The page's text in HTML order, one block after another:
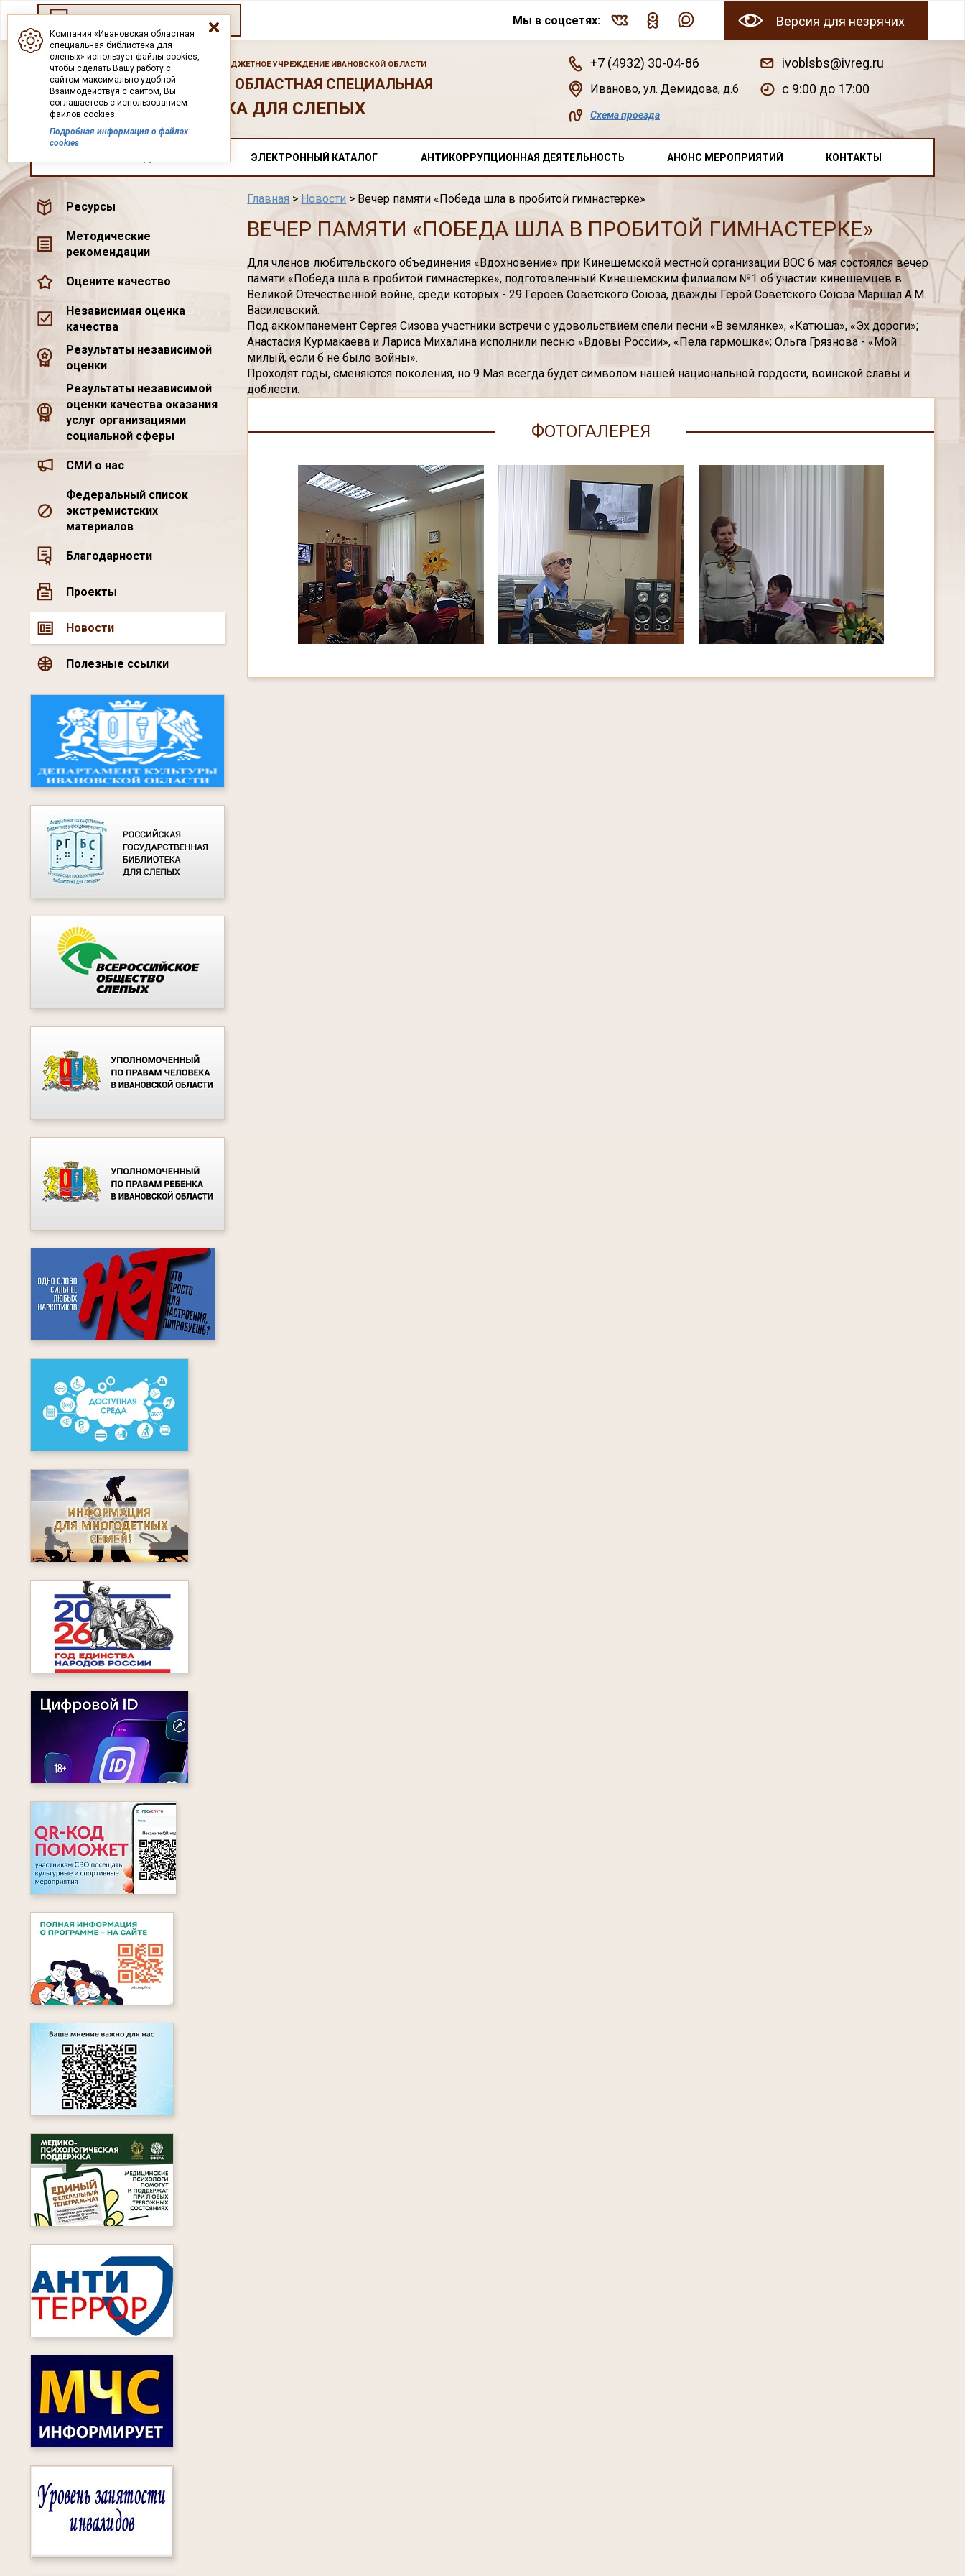
Компания «Ивановская областная
специальная библиотека для
слепых» использует файлы cookies,
чтобы сделать Вашу работу с
сайтом максимально удобной.
Взаимодействуя с сайтом, Вы
соглашаетесь с использованием
файлов cookies.
Подробная информация о файлах
cookies
Переход на старый сайт Мы в соцсетях: Версия для незрячих
ГОСУДАРСТВЕННОЕ БЮДЖЕТНОЕ УЧРЕЖДЕНИЕ ИВАНОВСКОЙ ОБЛАСТИ
ИВАНОВСКАЯ ОБЛАСТНАЯ СПЕЦИАЛЬНАЯ
БИБЛИОТЕКА ДЛЯ СЛЕПЫХ
+7 (4932) 30-04-86
Иваново, ул. Демидова, д.6
Схема проезда
ivoblsbs@ivreg.ru
c 9:00 до 17:00
ЭЛЕКТРОННЫЙ КАТАЛОГ АНТИКОРРУПЦИОННАЯ ДЕЯТЕЛЬНОСТЬ АНОНС МЕРОПРИЯТИЙ КОНТАКТЫ
Ресурсы
Методические
рекомендации
Оцените качество
Независимая оценка
качества
Результаты независимой
оценки
Результаты независимой
оценки качества оказания
услуг организациями
социальной сферы
СМИ о нас
Федеральный список
экстремистских
материалов
Благодарности
Проекты
Новости
Полезные ссылки
Главная > Новости > Вечер памяти «Победа шла в пробитой гимнастерке»
ВЕЧЕР ПАМЯТИ «ПОБЕДА ШЛА В ПРОБИТОЙ ГИМНАСТЕРКЕ»
Для членов любительского объединения «Вдохновение» при Кинешемской местной организации ВОС 6 мая состоялся вечер
памяти «Победа шла в пробитой гимнастерке», подготовленный Кинешемским филиалом №1 об участии кинешемцев в
Великой Отечественной войне, среди которых - 29 Героев Советского Союза, дважды Герой Советского Союза Маршал А.М.
Василевский.
Под аккомпанемент Сергея Сизова участники встречи с удовольствием спели песни «В землянке», «Катюша», «Эх дороги»;
Анастасия Курмакаева и Лариса Михалина исполнили песню «Вдовы России», «Пела гармошка»; Ольга Грязнова - «Мой
милый, если б не было войны».
Проходят годы, сменяются поколения, но 9 Мая всегда будет символом нашей национальной гордости, воинской славы и
доблести.
ФОТОГАЛЕРЕЯ